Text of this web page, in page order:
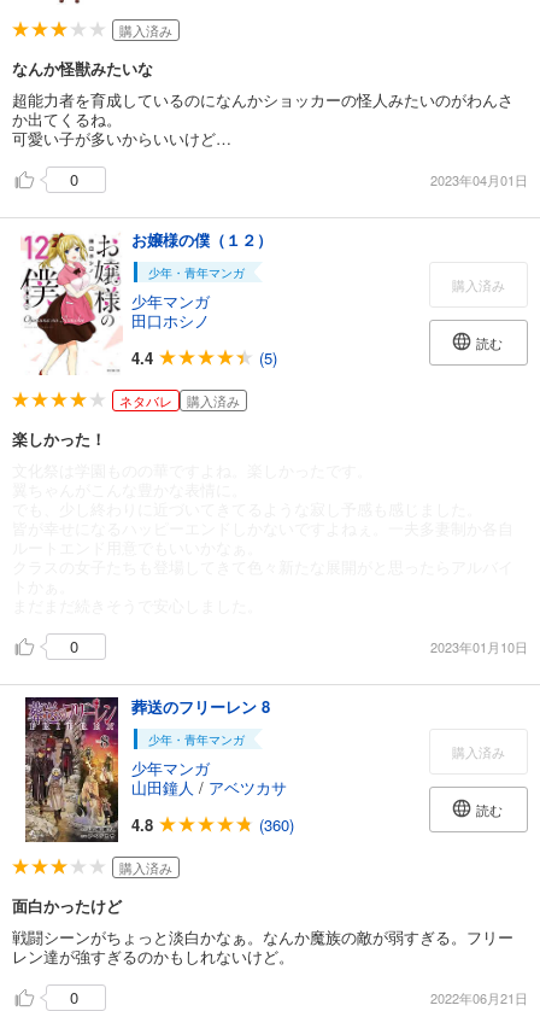
購入済み
なんか怪獣みたいな
超能力者を育成しているのになんかショッカーの怪人みたいのがわんさ
か出てくるね。
可愛い子が多いからいいけど…
0
2023年04月01日
お嬢様の僕（１２）
少年・青年マンガ
少年マンガ
田口ホシノ
4.4
(5)
購入済み
読む
ネタバレ 購入済み
楽しかった！
0
2023年01月10日
葬送のフリーレン 8
少年・青年マンガ
少年マンガ
山田鐘人 / アベツカサ
4.8
(360)
購入済み
読む
購入済み
面白かったけど
戦闘シーンがちょっと淡白かなぁ。なんか魔族の敵が弱すぎる。フリー
レン達が強すぎるのかもしれないけど。
0
2022年06月21日